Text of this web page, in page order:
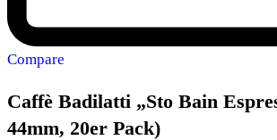
Compare
Caffè Badilatti „Sto Bain
44mm, 20er Pack)